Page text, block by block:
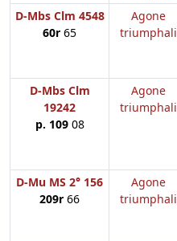
D-Mbs Clm 4548
60r 65
Agone
triumphali
D-Mbs Clm
19242
p. 10908
Agone
triumphali
D-Mu MS 2° 156
209r 66
Agone
triumphali